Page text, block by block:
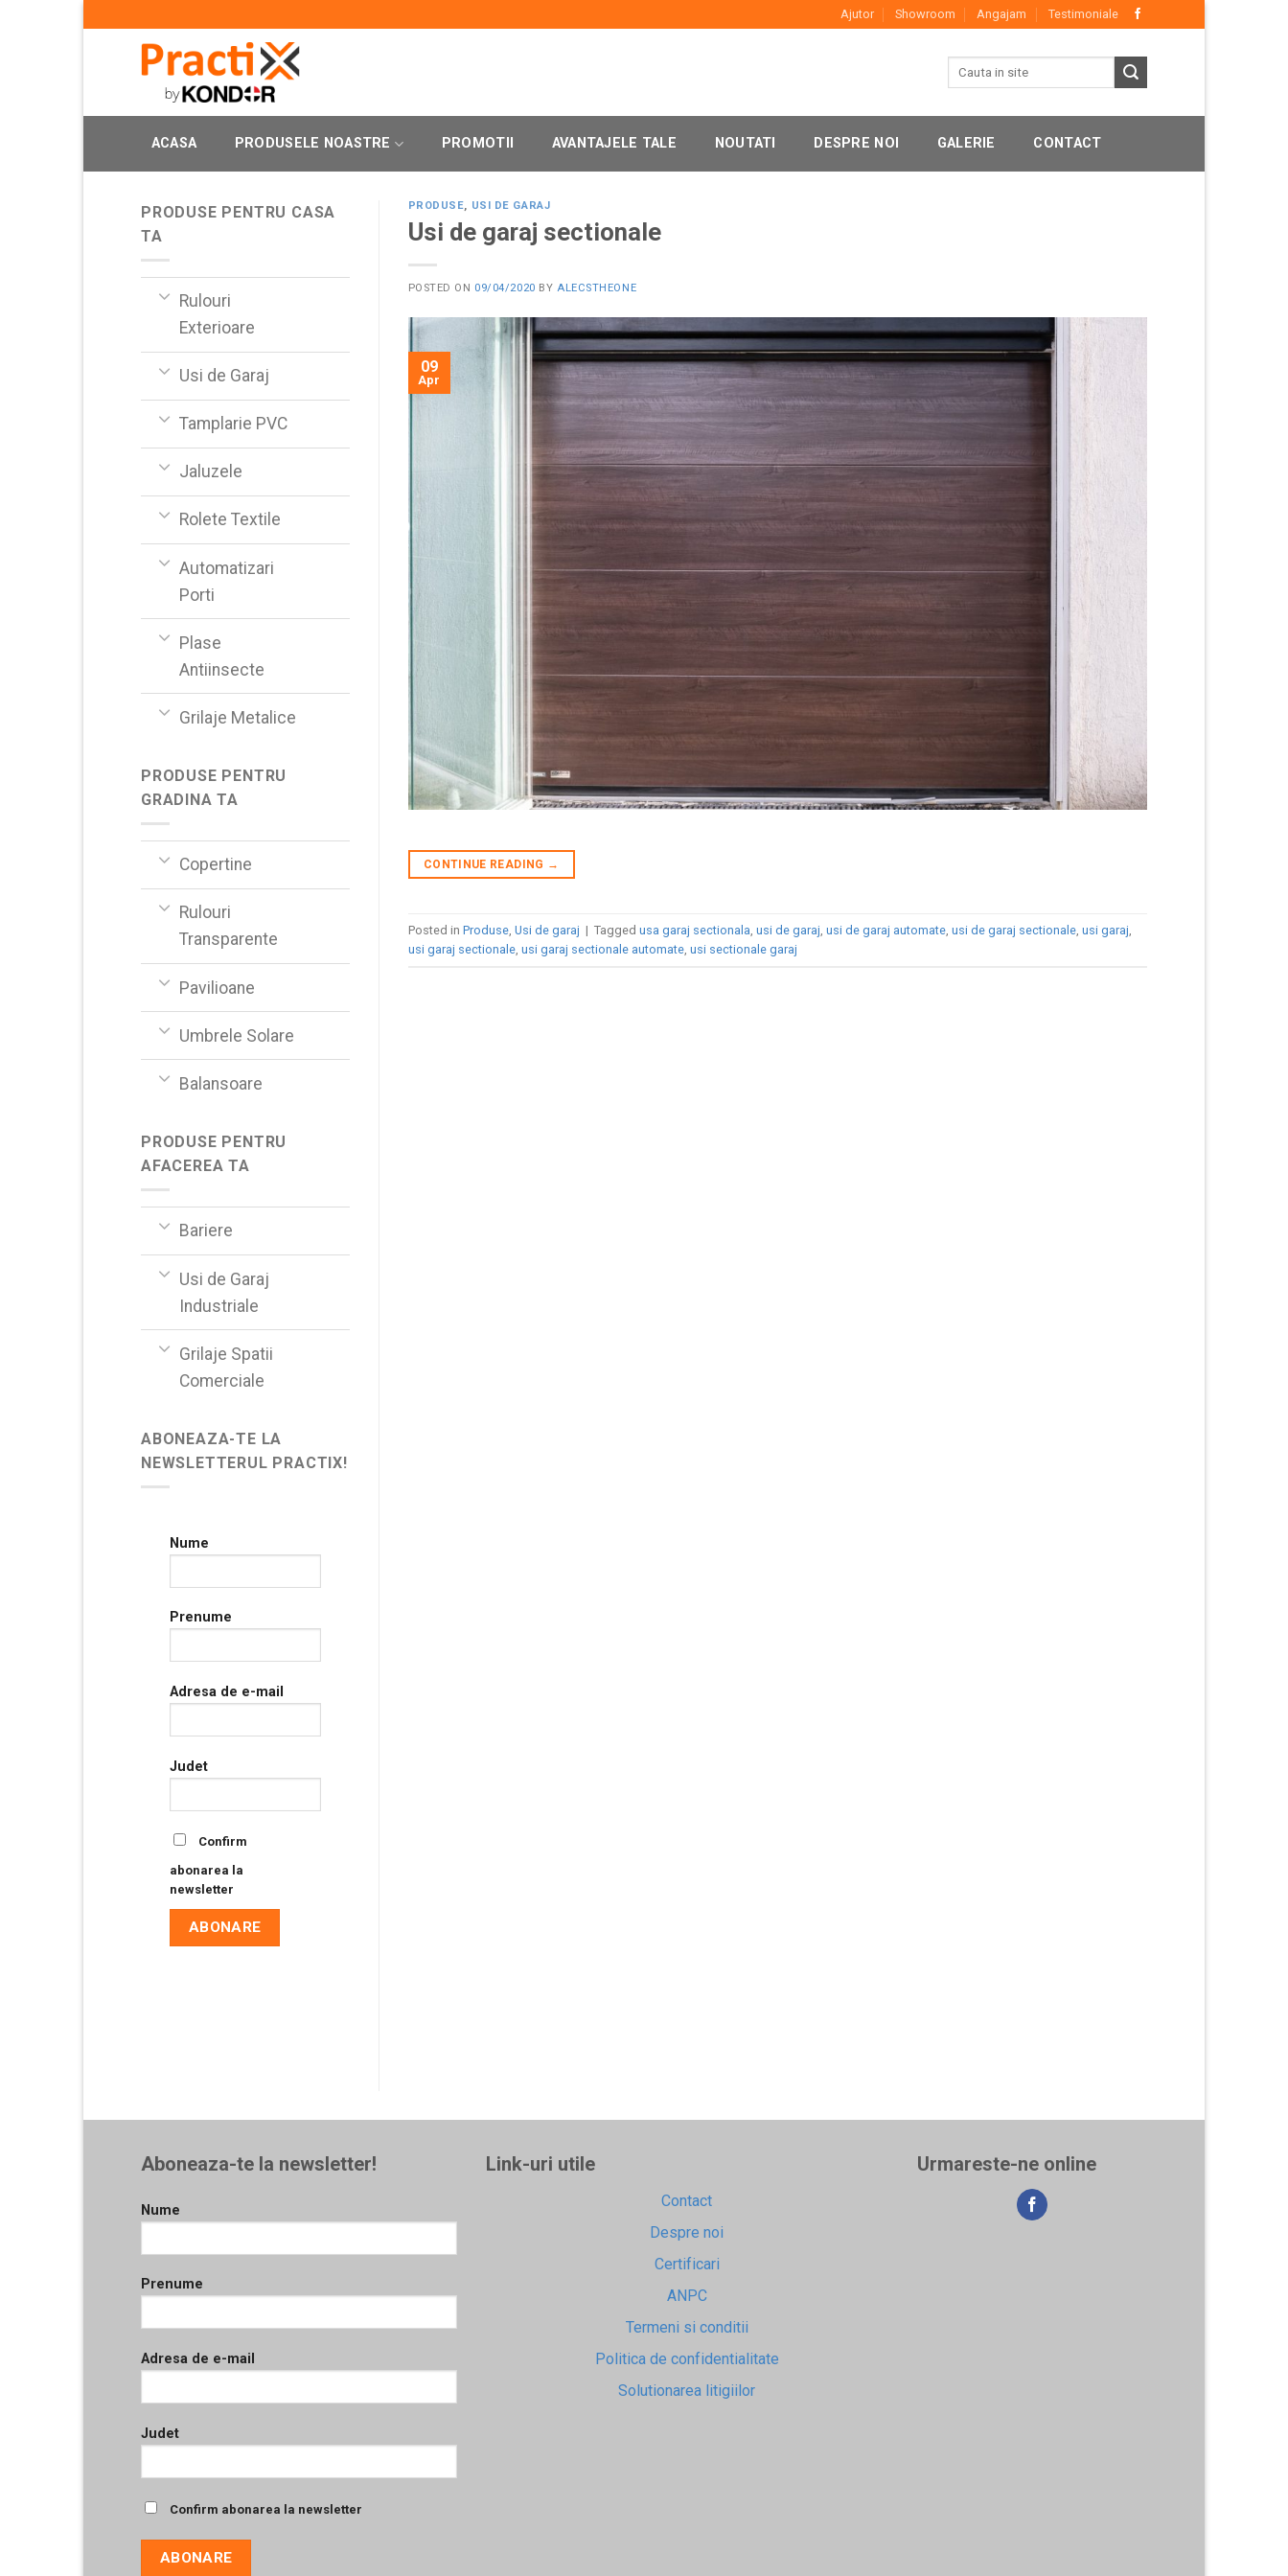
Ajutor Showroom Angajam Testimoniale
ACASA PRODUSELE NOASTRE PROMOTII AVANTAJELE TALE NOUTATI DESPRE NOI GALERIE CONTACT
PRODUSE PENTRU CASA
TA
Rulouri
Exterioare
Usi de Garaj
Tamplarie PVC
Jaluzele
Rolete Textile
Automatizari
Porti
Plase
Antiinsecte
Grilaje Metalice
PRODUSE PENTRU
GRADINA TA
Copertine
Rulouri
Transparente
Pavilioane
Umbrele Solare
Balansoare
PRODUSE PENTRU
AFACEREA TA
Bariere
Usi de Garaj
Industriale
Grilaje Spatii
Comerciale
ABONEAZA-TE LA
NEWSLETTERUL PRACTIX!
Nume
Prenume
Adresa de e-mail
Judet
Confirm
abonarea la
newsletter
PRODUSE, USI DE GARAJ
Usi de garaj sectionale
POSTED ON 09/04/2020 BY ALECSTHEONE
09
Apr
CONTINUE READING →
Posted in Produse, Usi de garaj | Tagged usa garaj sectionala usi de garaj usi de garaj automate, usi de garaj sectionale, usi garaj
usi garaj sectionale, usi garaj sectionale automate, usi sectionale garaj
Aboneaza-te la newsletter!
Nume
Prenume
Adresa de e-mail
Judet
Confirm abonarea la newsletter
Link-uri utile
Contact
Despre noi
Certificari
ANPC
Termeni si conditii
Politica de confidentialitate
Solutionarea litigiilor
Urmareste-ne online